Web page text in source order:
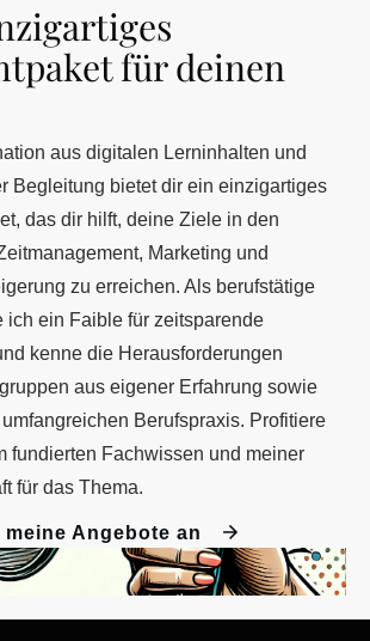
für deinen
aus digitalen Lerninhalten und
Begleitung bietet dir ein einzigartiges
das dir hilft, deine Ziele in den
Marketing und
zu erreichen. Als berufstätige
ich ein Faible für zeitsparende
kenne die Herausforderungen
aus eigener Erfahrung sowie
Berufspraxis. Profitiere
fundierten Fachwissen und meiner
für das Thema.
Angebote an